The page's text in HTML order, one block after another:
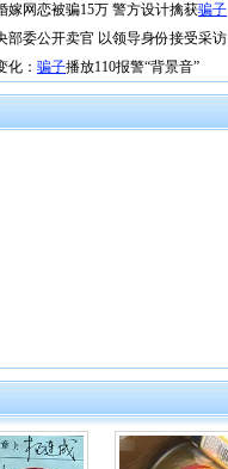
嫁网恋被骗15万 警方设计擒获骗子
部委公开卖官 以领导身份接受采访
化： 骗子播放110报警“背景音”